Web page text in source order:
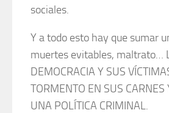
sociales.
Y a todo esto hay que sumar
muertes evitables, maltrato…
DEMOCRACIA Y SUS
TORMENTO EN SUS
UNA POLÍTICA CRIMINAL.